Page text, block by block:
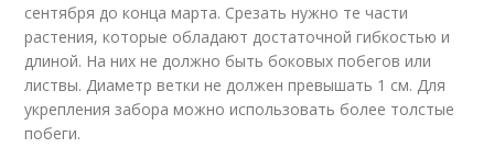
сентября до конца марта. Срезать нужно те части
растения, которые обладают достаточной гибкостью и
длиной. На них не должно быть боковых побегов или
листвы. Диаметр ветки не должен превышать 1 см. Для
укрепления забора можно использовать более толстые
побеги.